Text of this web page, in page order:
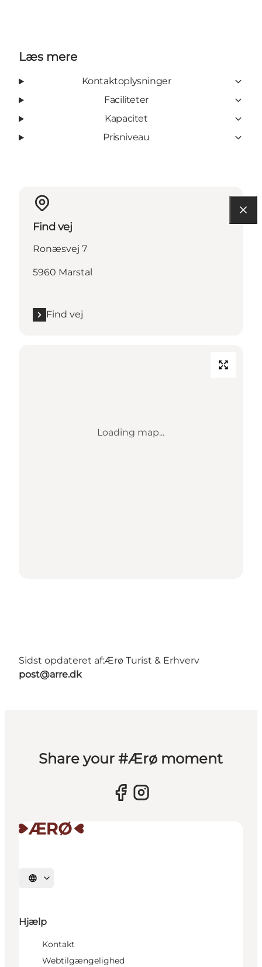
Læs mere
Kontaktoplysninger
Faciliteter
Kapacitet
Prisniveau
Find vej
Ronæsvej 7
5960 Marstal
Find vej
Loading map...
Sidst opdateret af:Ærø Turist & Erhverv
post@arre.dk
Share your #Ærø moment
Vælg sprog
Hjælp
Kontakt
Webtilgængelighed